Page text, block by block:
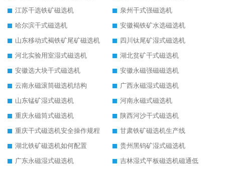
江苏干选铁矿磁选机
泉州干式强磁选机
哈尔滨干式磁选机
安徽褐铁矿水选磁选机
山东移动式褐铁矿尾矿磁选机
四川钛尾矿湿式磁选机
河北实验用室湿式磁选机
湖北贫矿干式磁选机
安徽选大块干式磁选机
安徽永磁强磁磁选机
云南永磁滚筒磁选机结构
广西永磁湿式磁选机
山东锰矿湿式磁选机
河南永磁式磁选机
重庆永磁筒式磁选机
陕西河沙干式磁选机
重庆干式磁选机安全操作规程
甘肃铁矿磁选机生产线
湖北铁矿磁选机如何配置
贵州黑钨矿湿式磁选机
广东永磁湿式磁选机
吉林湿式平板磁选机磁通低